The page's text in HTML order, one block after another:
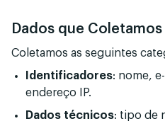
Dados que Coletamos
Coletamos as seguintes
Identificadores: nome,
endereço IP.
Dados técnicos: tipo de